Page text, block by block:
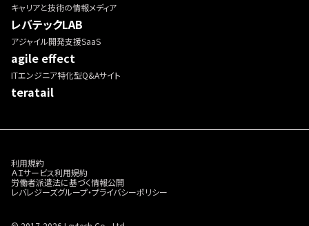
キャリアと技術の情報メディア
レバテックLAB
アジャイル開発支援SaaS
agile effect
ITエンジニア特化型Q&Aサイト
teratail
利用規約
ＡＩサービス利用規約
労働者派遣法に基づく情報公開
レバレジーズグループ・プライバシーポリシー